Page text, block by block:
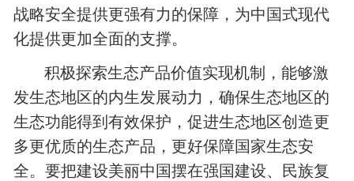
战略安全提供更强有力的保障，为中国式现代
化提供更加全面的支撑。
积极探索生态产品价值实现机制，能够激
发生态地区的内生发展动力，确保生态地区的
生态功能得到有效保护，促进生态地区创造更
多更优质的生态产品，更好保障国家生态安
全。要把建设美丽中国摆在强国建设、民族复